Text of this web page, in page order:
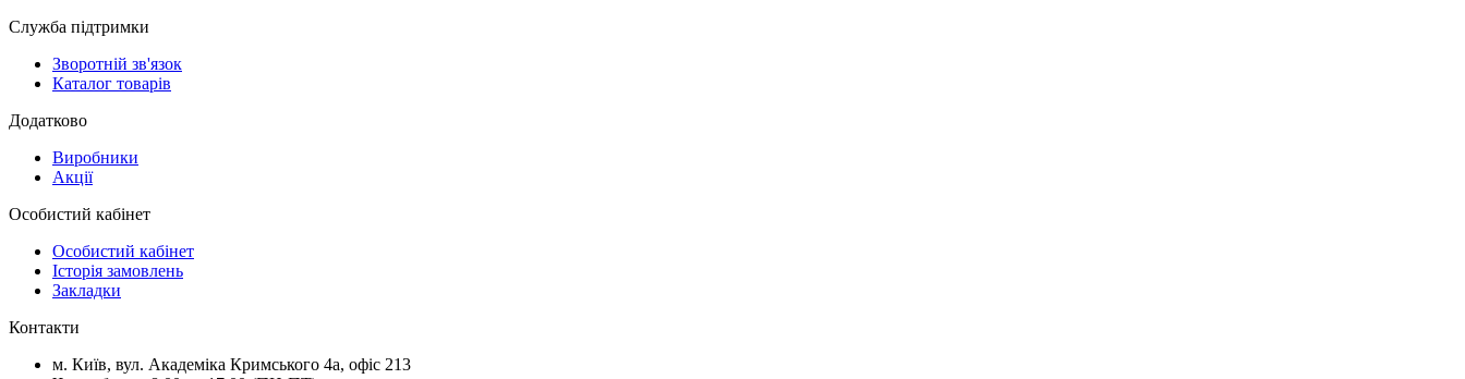
Служба підтримки
Зворотній зв'язок
Каталог товарів
Додатково
Виробники
Акції
Особистий кабінет
Особистий кабінет
Історія замовлень
Закладки
Контакти
м. Київ, вул. Академіка Кримського 4а, офіс 213